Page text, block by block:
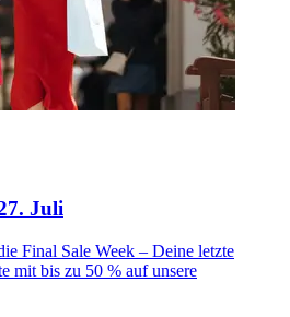
Juli
Final Sale Week – Deine letzte
mit bis zu 50 % auf unsere